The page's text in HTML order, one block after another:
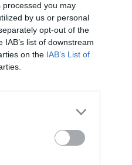
you may
by us or personal
opt-out of the
list of downstream
on the IAB’s List of
El Cantaires
el tram decisiu
09 maig 2026